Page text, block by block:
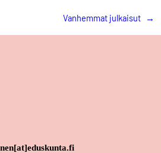
Vanhemmat julkaisut →